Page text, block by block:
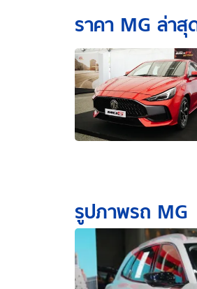
ราคา MG ล่าสุ
รูปภาพรถ MG